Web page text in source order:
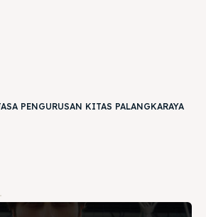
PENGURUSAN KITAS PALANGKARAYA